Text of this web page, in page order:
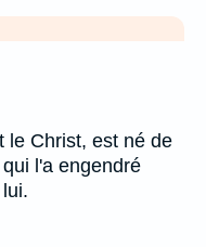
le Christ, est né de
l'a engendré